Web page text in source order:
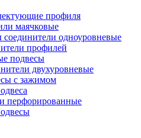
профиля
маячковые
одноуровневые
профилей
подвесы
двухуровневые
с зажимом
перфорированные